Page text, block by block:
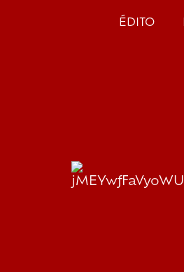
ÉDITO